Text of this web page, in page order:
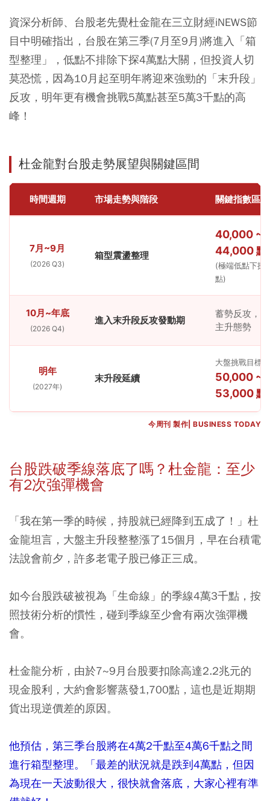
資深分析師、台股老先覺杜金龍在三立財經iNEWS節
目中明確指出，台股在第三季(7月至9月)將進入「箱
型整理」，低點不排除下探4萬點大關，但投資人切
莫恐慌，因為10月起至明年將迎來強勁的「末升段」
反攻，明年更有機會挑戰5萬點甚至5萬3千點的高
峰！
杜金龍對台股走勢展望與關鍵區間
時間週期 市場走勢與階段 關鍵指數區間
7月~9月
(2026 Q3)
箱型震盪整理
40,000 ~
44,000 點
(極端低點下探
點)
10月~年底
(2026 Q4)
進入末升段反攻發動期
蓄勢反攻，
主升態勢
明年
(2027年)
末升段延續
大盤挑戰目標
50,000 ~
53,000 點
今周刊 製作| BUSINESS TODAY
台股跌破季線落底了嗎？杜金龍：至少
有2次強彈機會
「我在第一季的時候，持股就已經降到五成了！」杜
金龍坦言，大盤主升段整整漲了15個月，早在台積電
法說會前夕，許多老電子股已修正三成。
如今台股跌破被視為「生命線」的季線4萬3千點，按
照技術分析的慣性，碰到季線至少會有兩次強彈機
會。
杜金龍分析，由於7~9月台股要扣除高達2.2兆元的
現金股利，大約會影響蒸發1,700點，這也是近期期
貨出現逆價差的原因。
他預估，第三季台股將在4萬2千點至4萬6千點之間
進行箱型整理。「最差的狀況就是跌到4萬點，但因
為現在一天波動很大，很快就會落底，大家心裡有準